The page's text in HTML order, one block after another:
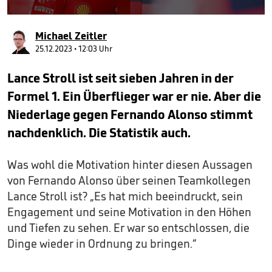
seconds
of
39
seconds
Michael Zeitler
25.12.2023 • 12:03 Uhr
Lance Stroll ist seit sieben Jahren in der
Formel 1. Ein Überflieger war er nie. Aber die
Niederlage gegen Fernando Alonso stimmt
nachdenklich. Die Statistik auch.
Was wohl die Motivation hinter diesen Aussagen
von Fernando Alonso über seinen Teamkollegen
Lance Stroll ist? „Es hat mich beeindruckt, sein
Engagement und seine Motivation in den Höhen
und Tiefen zu sehen. Er war so entschlossen, die
Dinge wieder in Ordnung zu bringen.“